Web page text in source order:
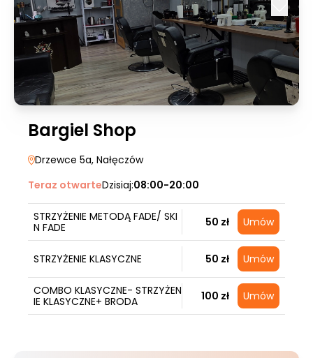
Bargiel Shop
Drzewce 5a, Nałęczów
Teraz otwarteDzisiaj:08:00-20:00
STRZYŻENIE METODĄ FADE/ SKI
N FADE
50 zł Umów
STRZYŻENIE KLASYCZNE 50 zł Umów
COMBO KLASYCZNE- STRZYŻEN
IE KLASYCZNE+ BRODA
100 zł Umów